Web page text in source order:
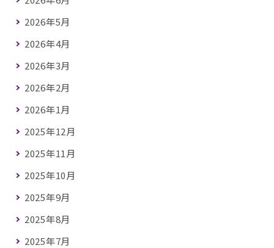
2026年5月
2026年4月
2026年3月
2026年2月
2026年1月
2025年12月
2025年11月
2025年10月
2025年9月
2025年8月
2025年7月